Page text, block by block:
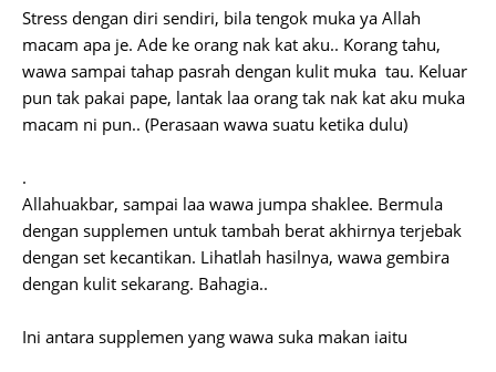
Stress dengan diri sendiri, bila tengok muka ya Allah
macam apa je. Ade ke orang nak kat aku.. Korang tahu,
wawa sampai tahap pasrah dengan kulit muka tau. Keluar
pun tak pakai pape, lantak laa orang tak nak kat aku muka
macam ni pun.. (Perasaan wawa suatu ketika dulu)
.
Allahuakbar, sampai laa wawa jumpa shaklee. Bermula
dengan supplemen untuk tambah berat akhirnya terjebak
dengan set kecantikan. Lihatlah hasilnya, wawa gembira
dengan kulit sekarang. Bahagia..
Ini antara supplemen yang wawa suka makan iaitu